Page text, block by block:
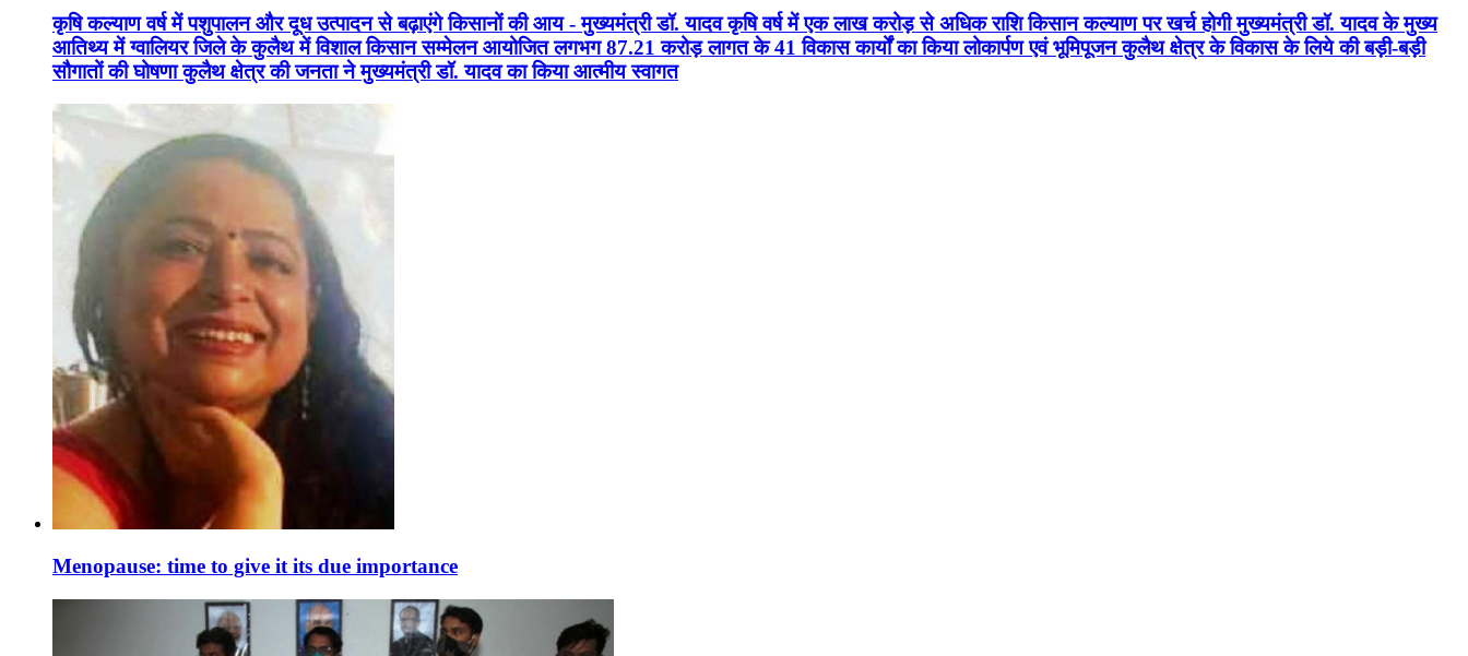
कृषि कल्याण वर्ष में पशुपालन और दूध उत्पादन से बढ़ाएंगे किसानों की आय - मुख्यमंत्री डॉ. यादव कृषि वर्ष में एक लाख करोड़ से अधिक राशि किसान कल्याण पर खर्च होगी मुख्यमंत्री डॉ. यादव के मुख्य
आतिथ्य में ग्वालियर जिले के कुलैथ में विशाल किसान सम्मेलन आयोजित लगभग 87.21 करोड़ लागत के 41 विकास कार्यों का किया लोकार्पण एवं भूमिपूजन कुलैथ क्षेत्र के विकास के लिये की बड़ी-बड़ी
सौगातों की घोषणा कुलैथ क्षेत्र की जनता ने मुख्यमंत्री डॉ. यादव का किया आत्मीय स्वागत
Menopause: time to give it its due importance